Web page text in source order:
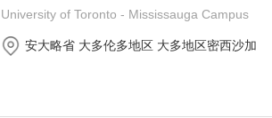
University of Toronto - Mississauga Campus
安大略省 大多伦多地区 大多地区密西沙加